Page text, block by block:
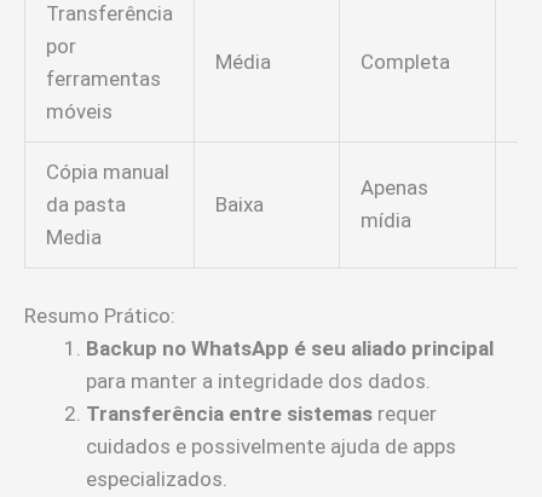
Transferência
por
ferramentas
móveis
Média Completa
Cópia manual
da pasta
Media
Baixa
Apenas
mídia
Resumo Prático:
Backup no WhatsApp é seu aliado principal
para manter a integridade dos dados.
Transferência entre sistemas requer
cuidados e possivelmente ajuda de apps
especializados.